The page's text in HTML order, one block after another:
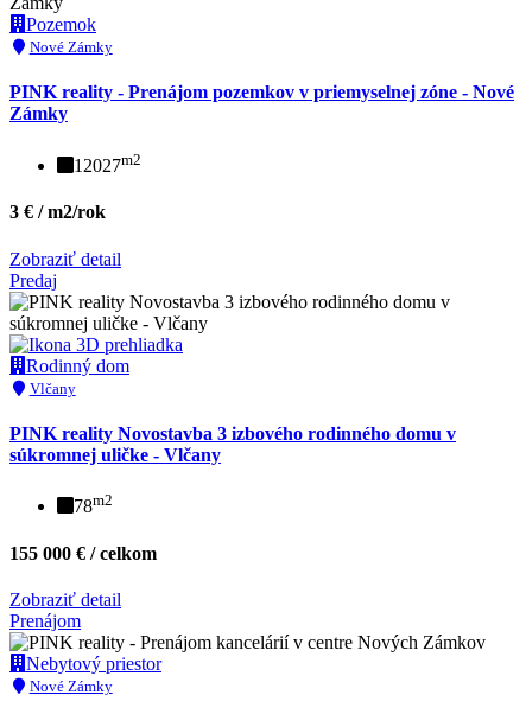
Pozemok
Nové Zámky
PINK reality - Prenájom pozemkov v priemyselnej zóne - Nové
Zámky
12027m2
3 € / m2/rok
Zobraziť detail
Predaj
Rodinný dom
Vlčany
PINK reality Novostavba 3 izbového rodinného domu v
súkromnej uličke - Vlčany
78m2
155 000 € / celkom
Zobraziť detail
Prenájom
Nebytový priestor
Nové Zámky